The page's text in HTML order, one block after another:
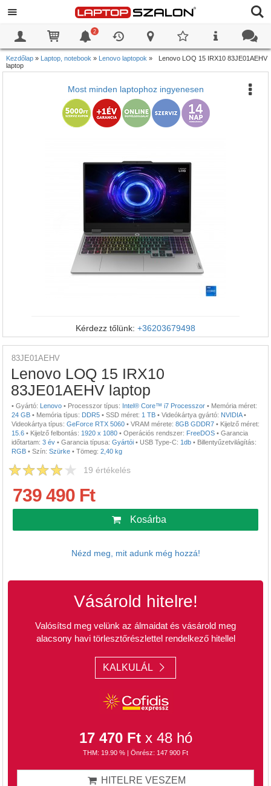
2
Kezdőlap » Laptop, notebook » Lenovo laptopok »
Lenovo LOQ 15 IRX10 83JE01AEHV
laptop
Most minden laptophoz ingyenesen
Kérdezz tőlünk: +36203679498
83JE01AEHV
Lenovo LOQ 15 IRX10
83JE01AEHV laptop
• Gyártó: Lenovo • Processzor típus: Intel® Core™ i7 Processzor • Memória méret:
24 GB • Memória típus: DDR5 • SSD méret: 1 TB • Videókártya gyártó: NVIDIA •
Videokártya típus: GeForce RTX 5060 • VRAM mérete: 8GB GDDR7 • Kijelző méret:
15.6 • Kijelző felbontás: 1920 x 1080 • Operációs rendszer: FreeDOS • Garancia
időtartam: 3 év • Garancia típusa: Gyártói • USB Type-C: 1db • Billentyűzetvilágítás:
RGB • Szín: Szürke • Tömeg: 2,40 kg
19 értékelés
739 490 Ft
Kosárba
Nézd meg, mit adunk még hozzá!
Vásárold hitelre!
Valósítsd meg velünk az álmaidat és vásárold meg
alacsony havi törlesztőrészlettel rendelkező hitellel
KALKULÁL
17 470 Ftx 48 hó
THM: 19.90 % | Önrész: 147 900 Ft
HITELRE VESZEM
0
0